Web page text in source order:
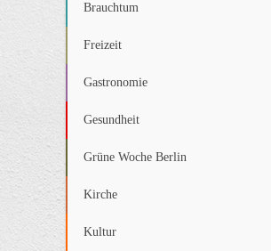
Brauchtum
Freizeit
Gastronomie
Gesundheit
Grüne Woche Berlin
Kirche
Kultur